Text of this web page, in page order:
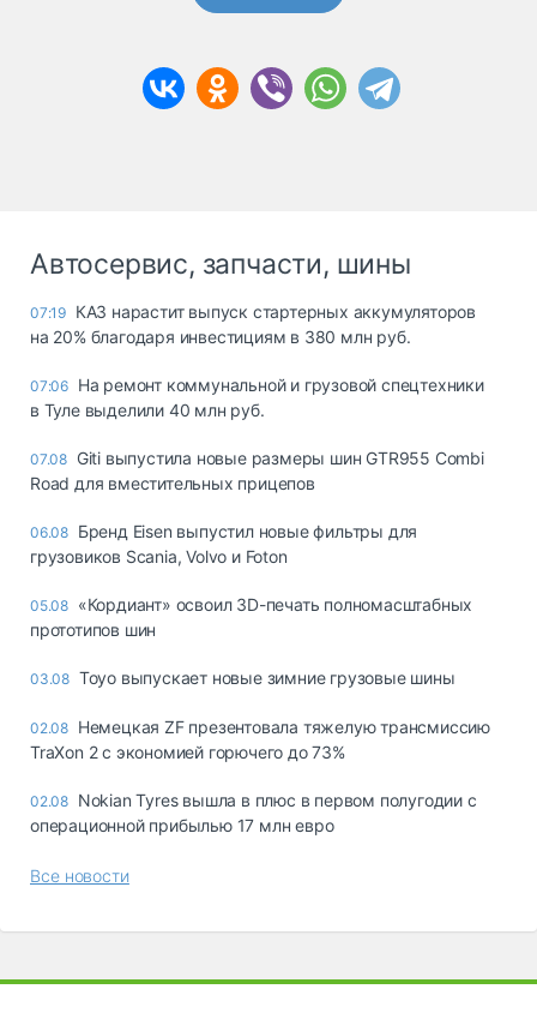
Автосервис, запчасти, шины
07:19 КАЗ нарастит выпуск стартерных аккумуляторов
на 20% благодаря инвестициям в 380 млн руб.
07:06 На ремонт коммунальной и грузовой спецтехники
в Туле выделили 40 млн руб.
07.08 Giti выпустила новые размеры шин GTR955 Combi
Road для вместительных прицепов
06.08 Бренд Eisen выпустил новые фильтры для
грузовиков Scania, Volvo и Foton
05.08 «Кордиант» освоил 3D-печать полномасштабных
прототипов шин
03.08 Toyo выпускает новые зимние грузовые шины
02.08 Немецкая ZF презентовала тяжелую трансмиссию
TraXon 2 с экономией горючего до 73%
02.08 Nokian Tyres вышла в плюс в первом полугодии с
операционной прибылью 17 млн евро
Все новости